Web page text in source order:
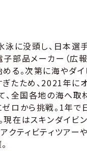
に没頭し、日本選
部品メーカー（広
る。次第に海やダ
たため、2021年に
、全国各地の海へ取
ゼロから挑戦。1年
在はスキンダイビ
クティビティツアー